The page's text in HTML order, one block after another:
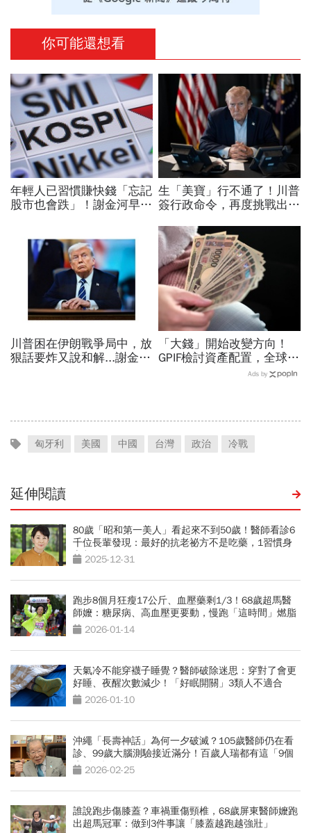
你可能還想看
年輕人已習慣賺快錢「忘記
股市也會跌」！謝金河早一
生「美寶」行不通了！川普
簽行政命令，再度挑戰出生
允許花錢買進美國的資格
川普困在伊朗戰爭局中，放
狠話要炸又說和解...謝金河
「大錢」開始改變方向！
GPIF檢討資產配置，全球資
金流向恐迎重大變局
Ads by
匈牙利 美國 中國 台灣 政治 冷戰
延伸閱讀
80歲「昭和第一美人」看起來不到50歲！醫師看診6
千位長輩發現：最好的抗老祕方不是吃藥，1習慣身
心都回春
2025-12-31
跑步8個月狂瘦17公斤、血壓藥剩1/3！68歲超馬醫
師嬤：糖尿病、高血壓更要動，慢跑「這時間」燃脂
效果最好
2026-01-14
天氣冷不能穿襪子睡覺？醫師破除迷思：穿對了會更
好睡、夜醒次數減少！「好眠開關」3類人不適合
2026-01-10
沖繩「長壽神話」為何一夕破滅？105歲醫師仍在看
診、99歲大腦測驗接近滿分！百歲人瑞都有這「9個
生活習慣」
2026-02-25
誰說跑步傷膝蓋？車禍重傷頸椎，68歲屏東醫師嬤跑
出超馬冠軍：做到3件事讓「膝蓋越跑越強壯」